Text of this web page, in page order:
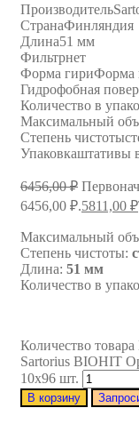
Производитель
СтранаФинляндия
Длина51 мм
Фильтрнет
Форма гириФорма
Гидрофобная
Количество в
Максимальный
Степень чистоты
Упаковкаштативы
6456,00₽
6456,00 ₽.5811,00 ₽
Максимальный
Степень чистоты:
Длина: 51 мм
Количество в
Количество
Sartorius BIOHIT
10х96 шт.
В корзину